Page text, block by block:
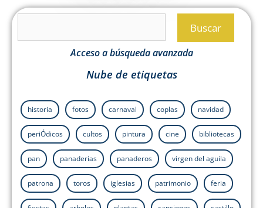
Buscar
Acceso a búsqueda avanzada
Nube de etiquetas
historia fotos carnaval coplas navidad
periÓdicos cultos pintura cine bibliotecas
pan panaderias panaderos virgen del aguila
patrona toros iglesias patrimonio feria